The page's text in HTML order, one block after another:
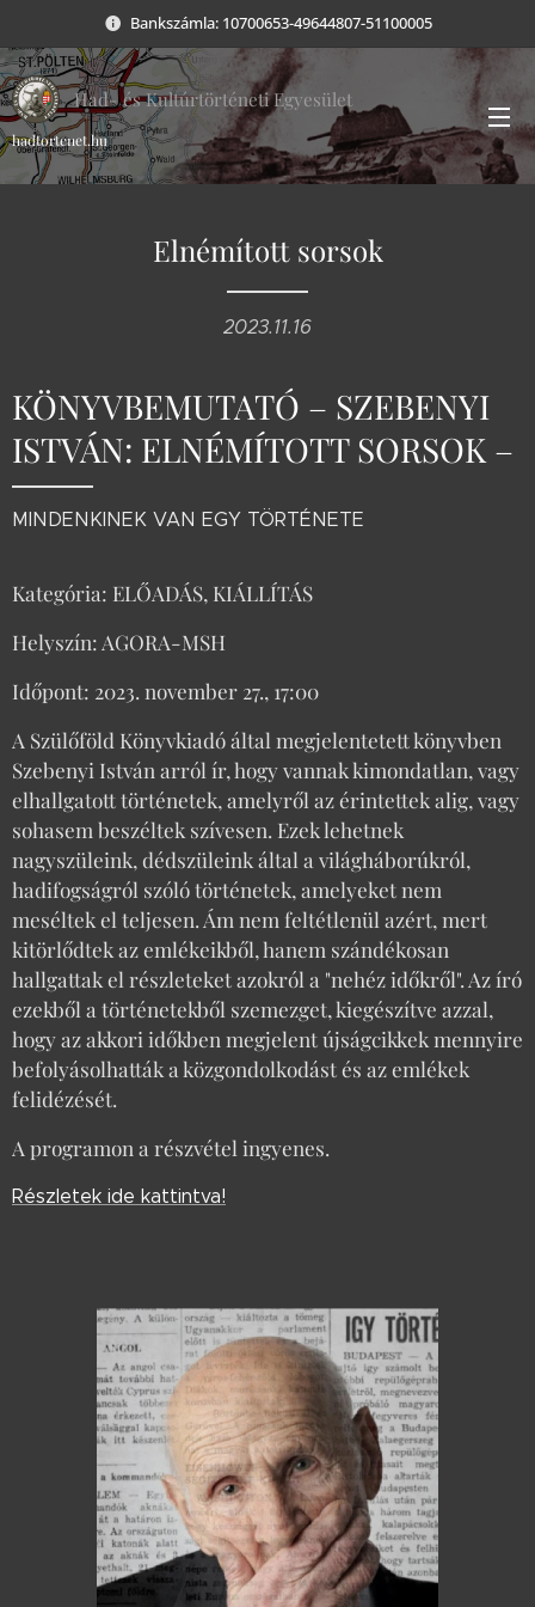
Bankszámla: 10700653-49644807-51100005
Had- és Kultúrtörténeti Egyesület
hadtortenet.hu
Elnémított sorsok
2023.11.16
KÖNYVBEMUTATÓ – SZEBENYI
ISTVÁN: ELNÉMÍTOTT SORSOK –
MINDENKINEK VAN EGY TÖRTÉNETE
Kategória: ELŐADÁS, KIÁLLÍTÁS
Helyszín: AGORA-MSH
Időpont: 2023. november 27., 17:00
A Szülőföld Könyvkiadó által megjelentetett könyvben
Szebenyi István arról ír, hogy vannak kimondatlan, vagy
elhallgatott történetek, amelyről az érintettek alig, vagy
sohasem beszéltek szívesen. Ezek lehetnek
nagyszüleink, dédszüleink által a világháborúkról,
hadifogságról szóló történetek, amelyeket nem
meséltek el teljesen. Ám nem feltétlenül azért, mert
kitörlődtek az emlékeikből, hanem szándékosan
hallgattak el részleteket azokról a "nehéz időkről". Az író
ezekből a történetekből szemezget, kiegészítve azzal,
hogy az akkori időkben megjelent újságcikkek mennyire
befolyásolhatták a közgondolkodást és az emlékek
felidézését.
A programon a részvétel ingyenes.
Részletek ide kattintva!